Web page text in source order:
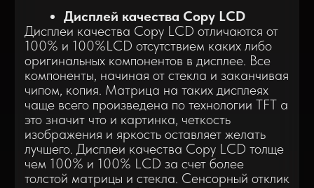
сенсорного управления и пикселей экрана.
Это позволяет не только снизить габариты
сенсорного дисплея, но и его вес, а также
ускорить реакцию самих сенсоров на
прикосновение."